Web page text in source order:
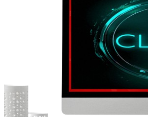
NOTÍCIAS TAMBÉM NA TELA
BRASIL MUNDO AO VIVO
O MUNDO É NOTÍCIA